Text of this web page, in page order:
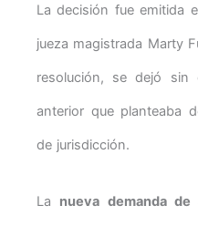
La decisión fue emitida
jueza magistrada Marty
resolución, se dejó sin
anterior que planteaba
de jurisdicción.
La nueva demanda